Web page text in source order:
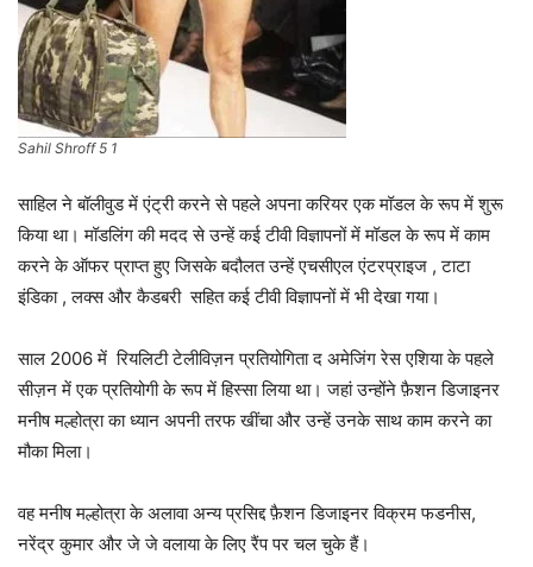
Sahil Shroff 5 1
साहिल ने बॉलीवुड में एंट्री करने से पहले अपना करियर एक मॉडल के रूप में शुरू
किया था। मॉडलिंग की मदद से उन्हें कई टीवी विज्ञापनों में मॉडल के रूप में काम
करने के ऑफर प्राप्त हुए जिसके बदौलत उन्हें एचसीएल एंटरप्राइज , टाटा
इंडिका , लक्स और कैडबरी सहित कई टीवी विज्ञापनों में भी देखा गया।
साल 2006 में रियलिटी टेलीविज़न प्रतियोगिता द अमेजिंग रेस एशिया के पहले
सीज़न में एक प्रतियोगी के रूप में हिस्सा लिया था। जहां उन्होंने फ़ैशन डिजाइनर
मनीष मल्होत्रा का ध्यान अपनी तरफ खींचा और उन्हें उनके साथ काम करने का
मौका मिला।
वह मनीष मल्होत्रा के अलावा अन्य प्रसिद्द फ़ैशन डिजाइनर विक्रम फडनीस,
नरेंद्र कुमार और जे जे वलाया के लिए रैंप पर चल चुके हैं।